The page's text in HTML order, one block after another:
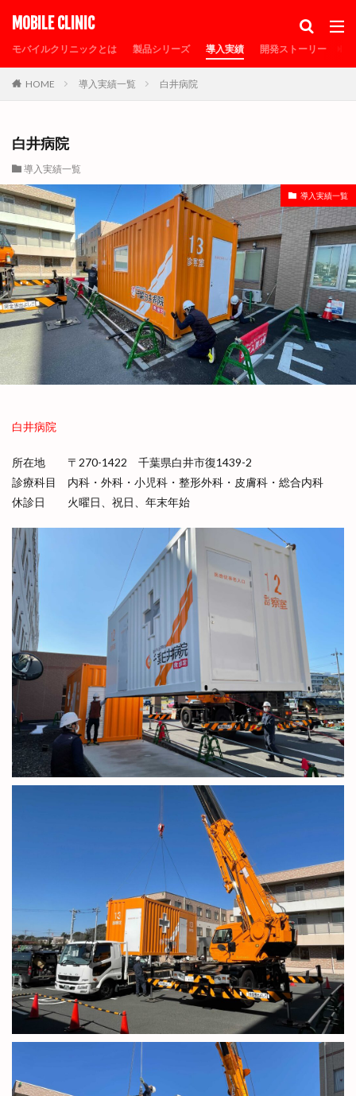
MOBILE CLINIC
モバイルクリニックとは 製品シリーズ 導入実績 開発ストーリー
HOME 導入実績一覧 白井病院
白井病院
導入実績一覧
導入実績一覧
白井病院
所在地 〒270-1422 千葉県白井市復1439-2
診療科目 内科・外科・小児科・整形外科・皮膚科・総合内科
休診日 火曜日、祝日、年末年始
カテゴリー
タグ
SDGs事業認定
コンテナ診療所
シャーシ
タムラテコ
トイレ付コンテナ
トイレ付プレハブ
トレーラーハウス
ナノゾーンコート
プレハブ仮設
プレハブ診療所
メディア掲載
モバイルクリニック
モバイルクリニックの特徴
リオンシーリング
仮設待合室
仮設病床
仮設発熱外来
仮設診察室
倉庫
個人防護具保管倉庫
個人防護具保管庫
光触媒
医療器具保管
医療用コンテナ
在宅診療
導入実績
海神丸
被災地支援
製品シリーズ
陰圧設備
震災と未来のこうべ博
検索